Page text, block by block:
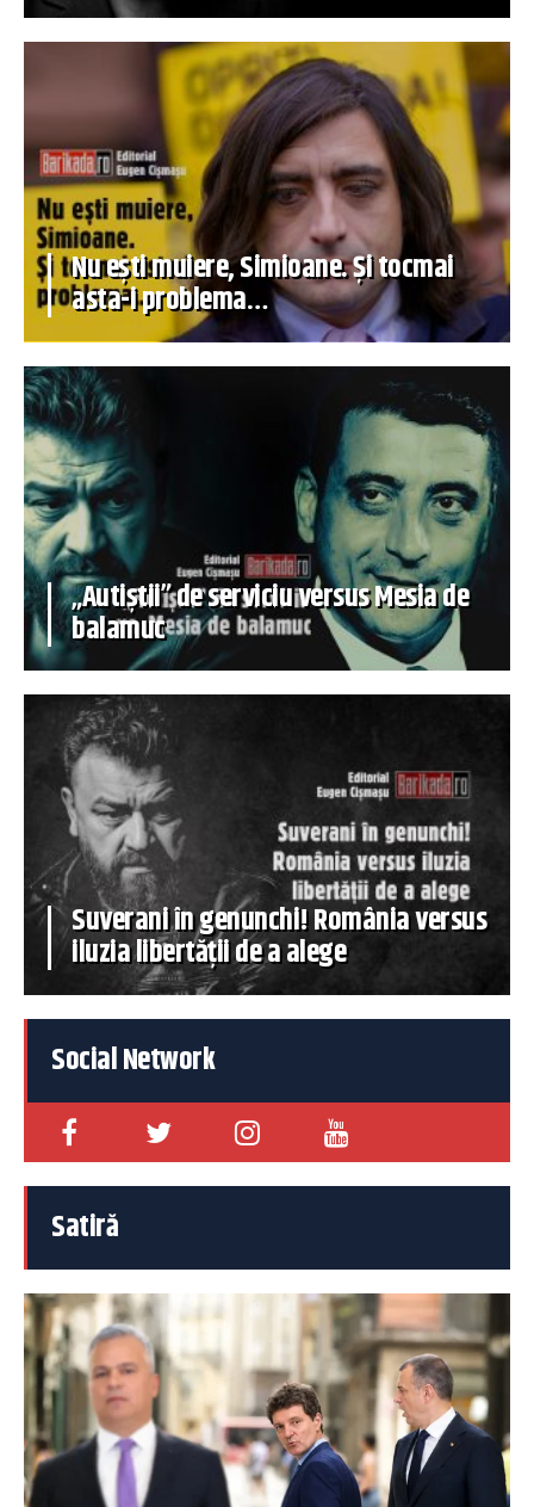
Nu ești muiere, Simioane. Și tocmai
asta-i problema…
„Autiștii” de serviciu versus Mesia de
balamuc
Suverani în genunchi! România versus
iluzia libertății de a alege
Social Network
Satiră